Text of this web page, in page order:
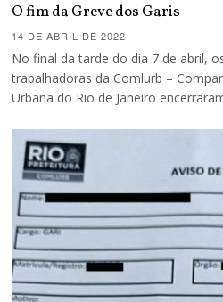
O fim da Greve dos Garis
14 DE ABRIL DE 2022
No final da tarde do dia 7 de abril,
trabalhadoras da Comlurb –
Urbana do Rio de Janeiro